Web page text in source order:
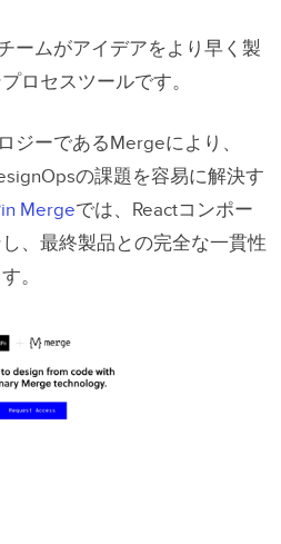
ームがアイデアをより早く製
ロセスツールです。
ジーであるMergeにより、
の課題を容易に解決す
Mergeでは、Reactコンポー
、最終製品との完全な一貫性
。